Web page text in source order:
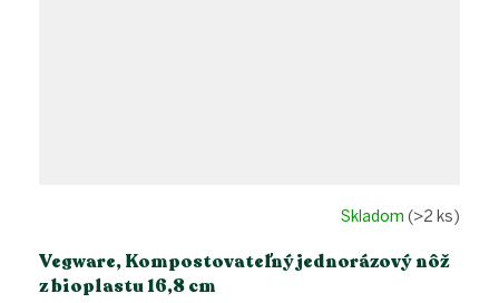
Vegware, Kompostovateľný jednorázový nôž
z bioplastu 16,8 cm
Skladom (>2 ks)